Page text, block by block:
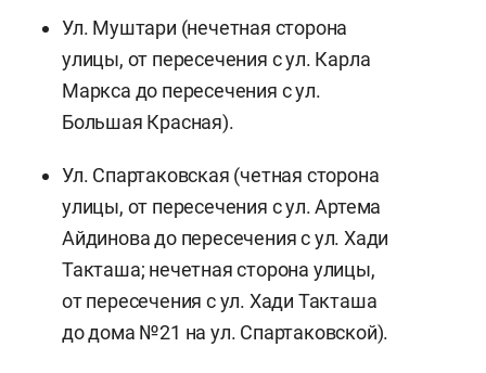
Ул. Муштари (нечетная сторона
улицы, от пересечения с ул. Карла
Маркса до пересечения с ул.
Большая Красная).
Ул. Спартаковская (четная сторона
улицы, от пересечения с ул. Артема
Айдинова до пересечения с ул. Хади
Такташа; нечетная сторона улицы,
от пересечения с ул. Хади Такташа
до дома №21 на ул. Спартаковской).